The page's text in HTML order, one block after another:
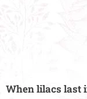
When lilacs last